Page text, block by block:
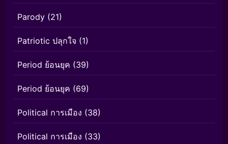
Parody (21)
Patriotic ปลุกใจ (1)
Period ย้อนยุค (39)
Period ย้อนยุค (69)
Political การเมือง (38)
Political การเมือง (33)